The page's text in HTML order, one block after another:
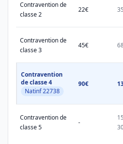
Contravention de
classe 2
22€
Contravention de
classe 3
45€
Contravention
de classe 4
Natinf 22738
90€
Contravention de
classe 5
-